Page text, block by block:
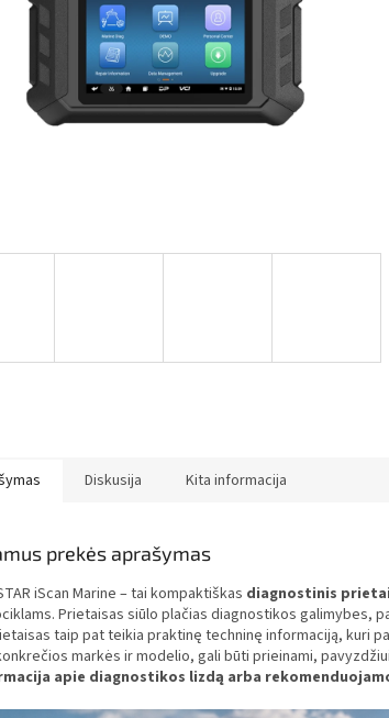
Diskusija Kita informacija
prekės aprašymas
iScan Marine – tai kompaktiškas diagnostinis
Prietaisas siūlo plačias diagnostikos galimybes,
taip pat teikia praktinę techninę informaciją, kuri
markės ir modelio, gali būti prieinami,
apie diagnostikos lizdą arba